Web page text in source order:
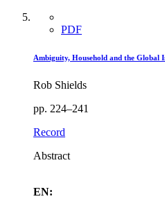
PDF
Ambiguity, Household and the
Rob Shields
pp. 224–241
Record
Abstract
EN: